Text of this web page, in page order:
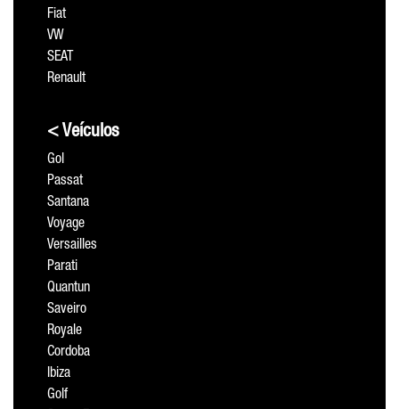
Fiat
VW
SEAT
Renault
< Veículos
Gol
Passat
Santana
Voyage
Versailles
Parati
Quantun
Saveiro
Royale
Cordoba
Ibiza
Golf